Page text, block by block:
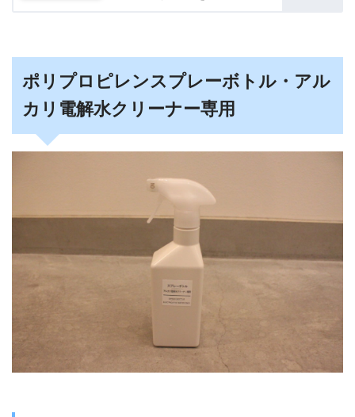
ポリプロピレンスプレーボトル・アル
カリ電解水クリーナー専用